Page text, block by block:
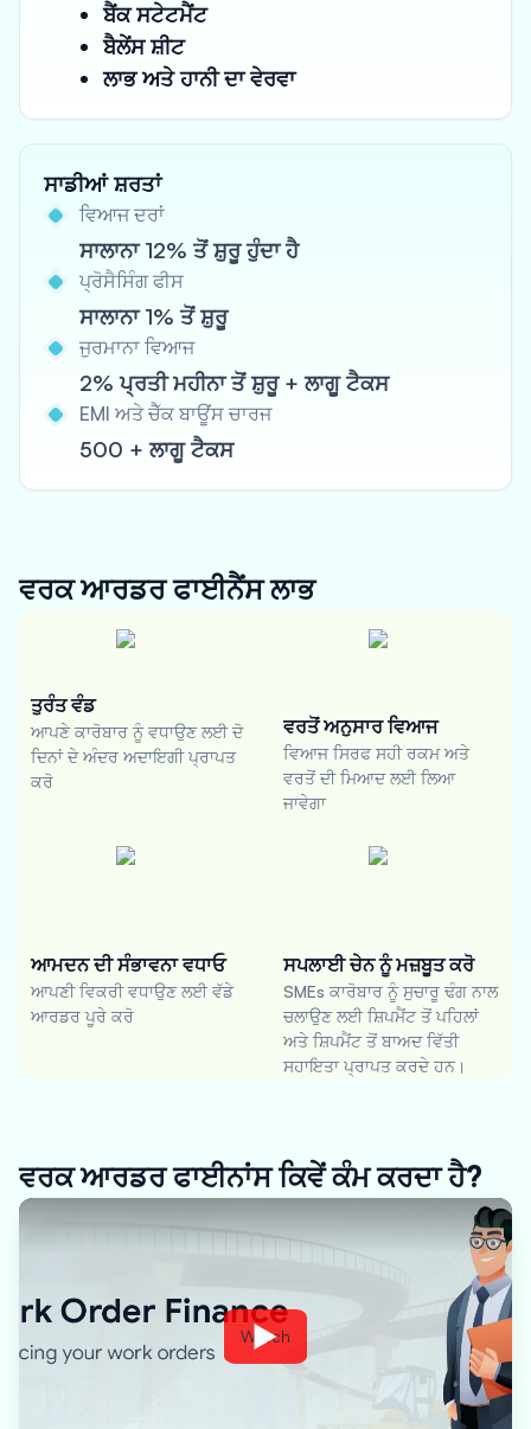
ਬੈਂਕ ਸਟੇਟਮੈਂਟ
ਬੈਲੇਂਸ ਸ਼ੀਟ
ਲਾਭ ਅਤੇ ਹਾਨੀ ਦਾ ਵੇਰਵਾ
ਸਾਡੀਆਂ ਸ਼ਰਤਾਂ
ਵਿਆਜ ਦਰਾਂ
ਸਾਲਾਨਾ 12% ਤੋਂ ਸ਼ੁਰੂ ਹੁੰਦਾ ਹੈ
ਪ੍ਰੋਸੈਸਿੰਗ ਫੀਸ
ਸਾਲਾਨਾ 1% ਤੋਂ ਸ਼ੁਰੂ
ਜੁਰਮਾਨਾ ਵਿਆਜ
2% ਪ੍ਰਤੀ ਮਹੀਨਾ ਤੋਂ ਸ਼ੁਰੂ + ਲਾਗੂ ਟੈਕਸ
EMI ਅਤੇ ਚੈੱਕ ਬਾਊਂਸ ਚਾਰਜ
500 + ਲਾਗੂ ਟੈਕਸ
ਵਰਕ ਆਰਡਰ ਫਾਈਨੈਂਸਲਾਭ
ਤੁਰੰਤ ਵੰਡ
ਆਪਣੇ ਕਾਰੋਬਾਰ ਨੂੰ ਵਧਾਉਣ ਲਈ ਦੋ
ਦਿਨਾਂ ਦੇ ਅੰਦਰ ਅਦਾਇਗੀ ਪ੍ਰਾਪਤ
ਕਰੋ
ਵਰਤੋਂ ਅਨੁਸਾਰ ਵਿਆਜ
ਵਿਆਜ ਸਿਰਫ ਸਹੀ ਰਕਮ ਅਤੇ
ਵਰਤੋਂ ਦੀ ਮਿਆਦ ਲਈ ਲਿਆ
ਜਾਵੇਗਾ
ਆਮਦਨ ਦੀ ਸੰਭਾਵਨਾ ਵਧਾਓ
ਆਪਣੀ ਵਿਕਰੀ ਵਧਾਉਣ ਲਈ ਵੱਡੇ
ਆਰਡਰ ਪੂਰੇ ਕਰੋ
ਸਪਲਾਈ ਚੇਨ ਨੂੰ ਮਜ਼ਬੂਤ ਕਰੋ
SMEs ਕਾਰੋਬਾਰ ਨੂੰ ਸੁਚਾਰੂ ਢੰਗ ਨਾਲ
ਚਲਾਉਣ ਲਈ ਸ਼ਿਪਮੈਂਟ ਤੋਂ ਪਹਿਲਾਂ
ਅਤੇ ਸ਼ਿਪਮੈਂਟ ਤੋਂ ਬਾਅਦ ਵਿੱਤੀ
ਸਹਾਇਤਾ ਪ੍ਰਾਪਤ ਕਰਦੇ ਹਨ।
ਵਰਕ ਆਰਡਰ ਫਾਈਨਾਂਸ ਕਿਵੇਂ ਕੰਮ ਕਰਦਾ ਹੈ?
Watch